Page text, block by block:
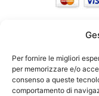
Per fornire le migliori
per memorizzare e/o
consenso a queste
comportamento di